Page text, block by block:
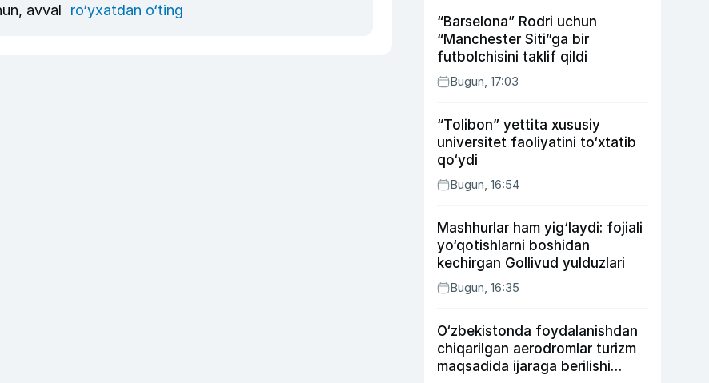
avval ro‘yxatdan o‘ting
“Barselona” Rodri uchun
“Manchester Siti”ga bir
futbolchisini taklif qildi
Bugun, 17:03
“Tolibon” yettita xususiy
universitet faoliyatini to‘xtatib
qo‘ydi
Bugun, 16:54
Mashhurlar ham yig‘laydi: fojiali
yo‘qotishlarni boshidan
kechirgan Gollivud yulduzlari
Bugun, 16:35
O‘zbekistonda foydalanishdan
chiqarilgan aerodromlar turizm
maqsadida ijaraga berilishi